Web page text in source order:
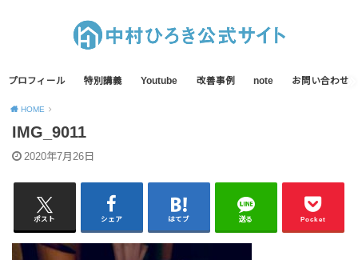
プロフィール 特別講義 Youtube 改善事例 note お問い合わせ
HOME
IMG_9011
2020年7月26日
ポスト シェア はてブ 送る Pocket